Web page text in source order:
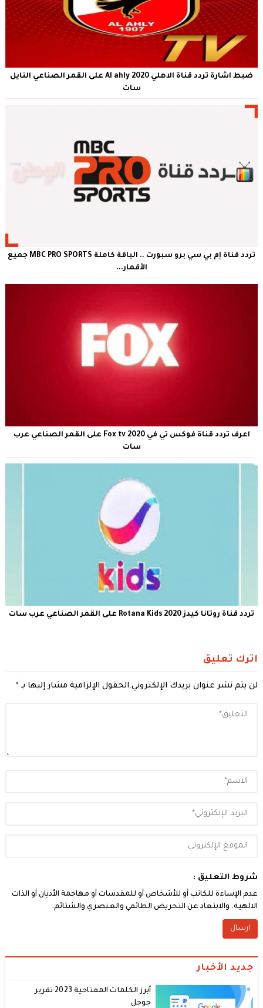
ضبط اشارة تردد قناة الاهلي 2020 Al ahly على القمر الصناعي النايل
سات
تردد قناة إم بي سي برو سبورت .. الباقة كاملة MBC PRO SPORTS جميع
الأقمار...
اعرف تردد قناة فوكس تي في Fox tv 2020 على القمر الصناعي عرب
سات
تردد قناة روتانا كيدز Rotana Kids 2020 على القمر الصناعي عرب سات
اترك تعليق
لن يتم نشر عنوان بريدك الإلكتروني.الحقول الإلزامية مشار إليها بـ *
شروط التعليق :
عدم الإساءة للكاتب أو للأشخاص أو للمقدسات أو مهاجمة الأديان أو الذات
الالهية. والابتعاد عن التحريض الطائفي والعنصري والشتائم.
جديد الأخبار
أبرز الكلمات المفتاحية 2023 تقرير
جوجل